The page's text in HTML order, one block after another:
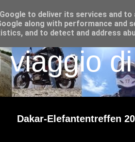
viaggio
Dakar-Elefantentreffen
to deliver its services and to
along with performance and
and to detect and address